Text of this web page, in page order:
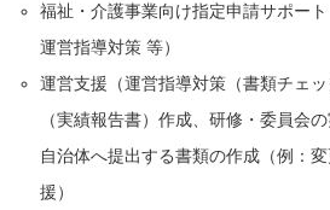
福祉・介護事業向け指定申請サポート
運営指導対策 等）
運営支援（運営指導対策（書類チェ
（実績報告書）作成、研修・委員会
自治体へ提出する書類の作成（例：
援）